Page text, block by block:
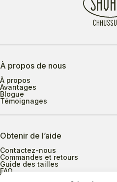
À propos de nous
À propos
Avantages
Blogue
Témoignages
Obtenir de l’aide
Contactez-nous
Commandes et retours
Guide des tailles
FAQ